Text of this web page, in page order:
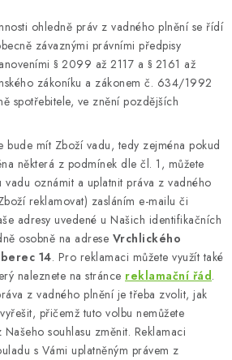
ohledně práv z vadného plnění se řídí
závaznými právními předpisy
§ 2099 až 2117 a § 2161 až
zákoníku a zákonem č. 634/1992
spotřebitele, ve znění pozdějších
bude mít Zboží vadu, tedy zejména pokud
některá z podmínek dle čl. 1, můžete
vadu oznámit a uplatnit práva z vadného
reklamovat) zasláním e-mailu či
adresy uvedené u Našich identifikačních
osobně na adrese Vrchlického
14. Pro reklamaci můžete využít také
naleznete na stránce reklamační řád.
z vadného plnění je třeba zvolit, jak
přičemž tuto volbu nemůžete
Našeho souhlasu změnit. Reklamaci
s Vámi uplatněným právem z